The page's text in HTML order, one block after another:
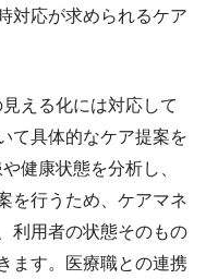
対応が求められるケア
える化には対応して
て具体的なケア提案を
健康状態を分析し、
を行うため、ケアマネ
利用者の状態そのもの
ます。医療職との連携